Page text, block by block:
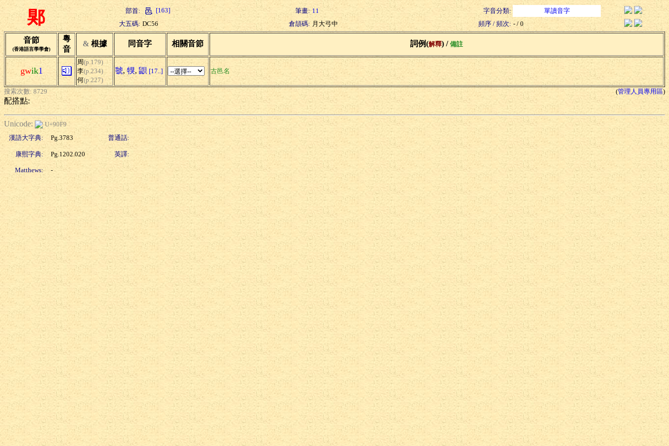
郹 部首: [163] 筆畫: 11 字音分類:
單讀音字
大五碼: DC56 倉頡碼: 月大弓中 頻序 / 頻次: - / 0
音節
(香港語言學學會)
粵
音
& 根據 同音字 相關音節 詞例(解釋) / 備註
gwik1
周(p.179)
李(p.234)
何(p.227)
虢, 犑, 鼰 [17..] 古邑名
搜索次數: 8729 (管理人員專用區)
配搭點:
Unicode:
U+90F9
漢語大字典:
Pg.3783 普通話:
康熙字典: Pg.1202.020 英譯:
Matthews: -